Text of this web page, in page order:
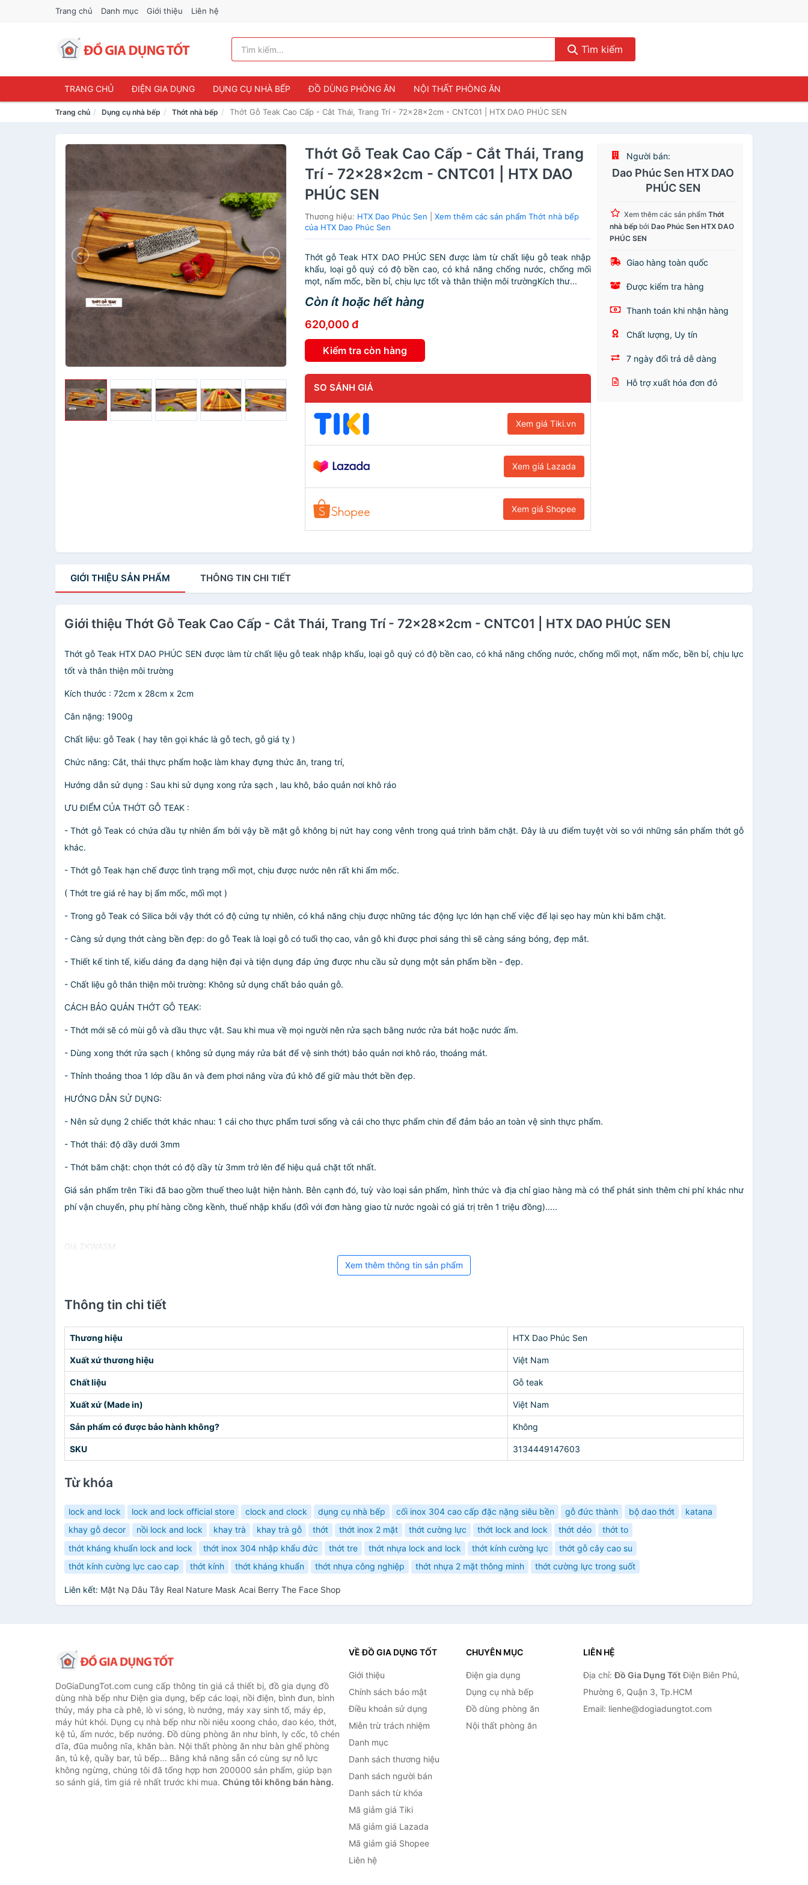
Trang chủ Danh mục Giới thiệu Liên hệ
Tìm kiếm
TRANG CHỦ ĐIỆN GIA DỤNG DỤNG CỤ NHÀ BẾP ĐỒ DÙNG PHÒNG ĂN NỘI THẤT PHÒNG ĂN
Trang chủ Dụng cụ nhà bếp Thớt nhà bếp Thớt Gỗ Teak Cao Cấp - Cắt Thái, Trang Trí - 72x28x2cm - CNTC01 | HTX DAO PHÚC SEN
Thớt Gỗ Teak Cao Cấp - Cắt Thái, Trang
Trí - 72x28x2cm - CNTC01 | HTX DAO
PHÚC SEN
Thương hiệu: HTX Dao Phúc Sen |Xem thêm các sản phẩm Thớt nhà bếp
của HTX Dao Phúc Sen
Thớt gỗ Teak HTX DAO PHÚC SEN được làm từ chất liệu gỗ teak nhập
khẩu, loại gỗ quý có độ bền cao, có khả năng chống nước, chống mối
mọt, nấm mốc, bền bỉ, chịu lực tốt và thân thiện môi trườngKích thư...
Còn ít hoặc hết hàng
620,000 đ
Kiểm tra còn hàng
SO SÁNH GIÁ
Xem giá Tiki.vn
Xem giá Lazada
Xem giá Shopee
Người bán:
Dao Phúc Sen HTX DAO
PHÚC SEN
Xem thêm các sản phẩmThớt
nhà bếp bởiDao Phúc Sen HTX DAO
PHÚC SEN
Giao hàng toàn quốc
Được kiểm tra hàng
Thanh toán khi nhận hàng
Chất lượng, Uy tín
7 ngày đổi trả dễ dàng
Hỗ trợ xuất hóa đơn đỏ
GIỚI THIỆU SẢN PHẨM THÔNG TIN CHI TIẾT
Giới thiệu Thớt Gỗ Teak Cao Cấp - Cắt Thái, Trang Trí - 72x28x2cm - CNTC01 | HTX DAO PHÚC SEN
Thớt gỗ Teak HTX DAO PHÚC SEN được làm từ chất liệu gỗ teak nhập khẩu, loại gỗ quý có độ bền cao, có khả năng chống nước, chống mối mọt, nấm mốc, bền bỉ, chịu lực
tốt và thân thiện môi trường
Kích thước : 72cm x 28cm x 2cm
Cân nặng: 1900g
Chất liệu: gỗ Teak ( hay tên gọi khác là gỗ tech, gỗ giá tỵ )
Chức năng: Cắt, thái thực phẩm hoặc làm khay đựng thức ăn, trang trí,
Hướng dẫn sử dụng : Sau khi sử dụng xong rửa sạch , lau khô, bảo quản nơi khô ráo
ƯU ĐIỂM CỦA THỚT GỖ TEAK :
- Thớt gỗ Teak có chứa dầu tự nhiên ẩm bởi vậy bề mặt gỗ không bị nứt hay cong vênh trong quá trình băm chặt. Đây là ưu điểm tuyệt vời so với những sản phẩm thớt gỗ
khác.
- Thớt gỗ Teak hạn chế được tình trạng mối mọt, chịu được nước nên rất khi ẩm mốc.
( Thớt tre giá rẻ hay bị ẩm mốc, mối mọt )
- Trong gỗ Teak có Silica bởi vậy thớt có độ cứng tự nhiên, có khả năng chịu được những tác động lực lớn hạn chế việc để lại sẹo hay mùn khi băm chặt.
- Càng sử dụng thớt càng bền đẹp: do gỗ Teak là loại gỗ có tuổi thọ cao, vân gỗ khi được phơi sáng thì sẽ càng sáng bóng, đẹp mắt.
- Thiết kế tinh tế, kiểu dáng đa dạng hiện đại và tiện dụng đáp ứng được nhu cầu sử dụng một sản phẩm bền - đẹp.
- Chất liệu gỗ thân thiện môi trường: Không sử dụng chất bảo quản gỗ.
CÁCH BẢO QUẢN THỚT GỖ TEAK:
- Thớt mới sẽ có mùi gỗ và dầu thực vật. Sau khi mua về mọi người nên rửa sạch bằng nước rửa bát hoặc nước ấm.
- Dùng xong thớt rửa sạch ( không sử dụng máy rửa bát để vệ sinh thớt) bảo quản nơi khô ráo, thoáng mát.
- Thỉnh thoảng thoa 1 lớp dầu ăn và đem phơi nắng vừa đủ khô để giữ màu thớt bền đẹp.
HƯỚNG DẪN SỬ DỤNG:
- Nên sử dụng 2 chiếc thớt khác nhau: 1 cái cho thực phẩm tươi sống và cái cho thực phẩm chin để đảm bảo an toàn vệ sinh thực phẩm.
- Thớt thái: độ dầy dưới 3mm
- Thớt băm chặt: chọn thớt có độ dầy từ 3mm trở lên để hiệu quả chặt tốt nhất.
Giá sản phẩm trên Tiki đã bao gồm thuế theo luật hiện hành. Bên cạnh đó, tuỳ vào loại sản phẩm, hình thức và địa chỉ giao hàng mà có thể phát sinh thêm chi phí khác như
phí vận chuyển, phụ phí hàng cồng kềnh, thuế nhập khẩu (đối với đơn hàng giao từ nước ngoài có giá trị trên 1 triệu đồng).....
Giá ZKWASM
Xem thêm thông tin sản phẩm
Thông tin chi tiết
Thương hiệu HTX Dao Phúc Sen
Xuất xứ thương hiệu Việt Nam
Chất liệu Gỗ teak
Xuất xứ (Made in) Việt Nam
Sản phẩm có được bảo hành không? Không
SKU 3134449147603
Từ khóa
lock and lock lock and lock official store clock and clock dụng cụ nhà bếp cối inox 304 cao cấp đặc nặng siêu bền gỗ đức thành bộ dao thớt
katana
khay gỗ decor
nồi lock and lock khay trà khay trà gỗ thớt thớt inox 2 mặt thớt cường lực thớt lock and lock thớt dẻo
thớt to
thớt kháng khuẩn lock and lock
thớt inox 304 nhập khẩu đức thớt tre thớt nhựa lock and lock thớt kính cường lực
thớt gỗ cây cao su
thớt kính cường lực cao cap
thớt kính thớt kháng khuẩn thớt nhựa công nghiệp thớt nhựa 2 mặt thông minh thớt cường lực trong suốt
Liên kết: Mặt Nạ Dâu Tây Real Nature Mask Acai Berry The Face Shop
DoGiaDungTot.com cung cấp thông tin giá cả thiết bị, đồ gia dụng đồ
dùng nhà bếp như Điện gia dụng, bếp các loại, nồi điện, bình đun, bình
thủy, máy pha cà phê, lò vi sóng, lò nướng, máy xay sinh tố, máy ép,
máy hút khói. Dụng cụ nhà bếp như nồi niêu xoong chảo, dao kéo, thớt,
kệ tủ, ấm nước, bếp nướng. Đồ dùng phòng ăn như bình, ly cốc, tô chén
dĩa, đũa muỗng nĩa, khăn bàn. Nội thất phòng ăn như bàn ghế phòng
ăn, tủ kệ, quầy bar, tủ bếp... Bằng khả năng sẵn có cùng sự nỗ lực
không ngừng, chúng tôi đã tổng hợp hơn 200000 sản phẩm, giúp bạn
so sánh giá, tìm giá rẻ nhất trước khi mua. Chúng tôi không bán hàng.
VỀ ĐỒ GIA DỤNG TỐT
Giới thiệu
Chính sách bảo mật
Điều khoản sử dụng
Miễn trừ trách nhiệm
Danh mục
Danh sách thương hiệu
Danh sách người bán
Danh sách từ khóa
Mã giảm giá Tiki
Mã giảm giá Lazada
Mã giảm giá Shopee
Liên hệ
CHUYÊN MỤC
Điện gia dụng
Dụng cụ nhà bếp
Đồ dùng phòng ăn
Nội thất phòng ăn
LIÊN HỆ
Địa chỉ:Đồ Gia Dụng TốtĐiện Biên Phủ,
Phường 6, Quận 3, Tp.HCM
Email: lienhe@dogiadungtot.com